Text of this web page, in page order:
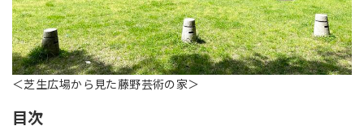
＜芝生広場から見た藤野芸術の家＞
目次